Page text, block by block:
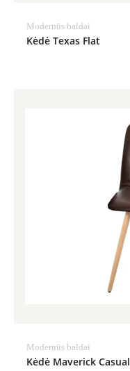
Modernūs baldai
Kėdė Texas Flat
Modernūs baldai
Kėdė Maverick Casual